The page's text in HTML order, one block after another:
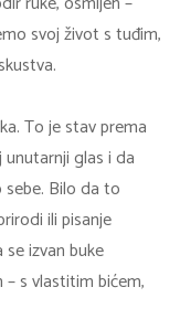
svoj život s tuđim,
To je stav prema
glas i da
Bilo da to
ili pisanje
izvan buke
s vlastitim bićem,